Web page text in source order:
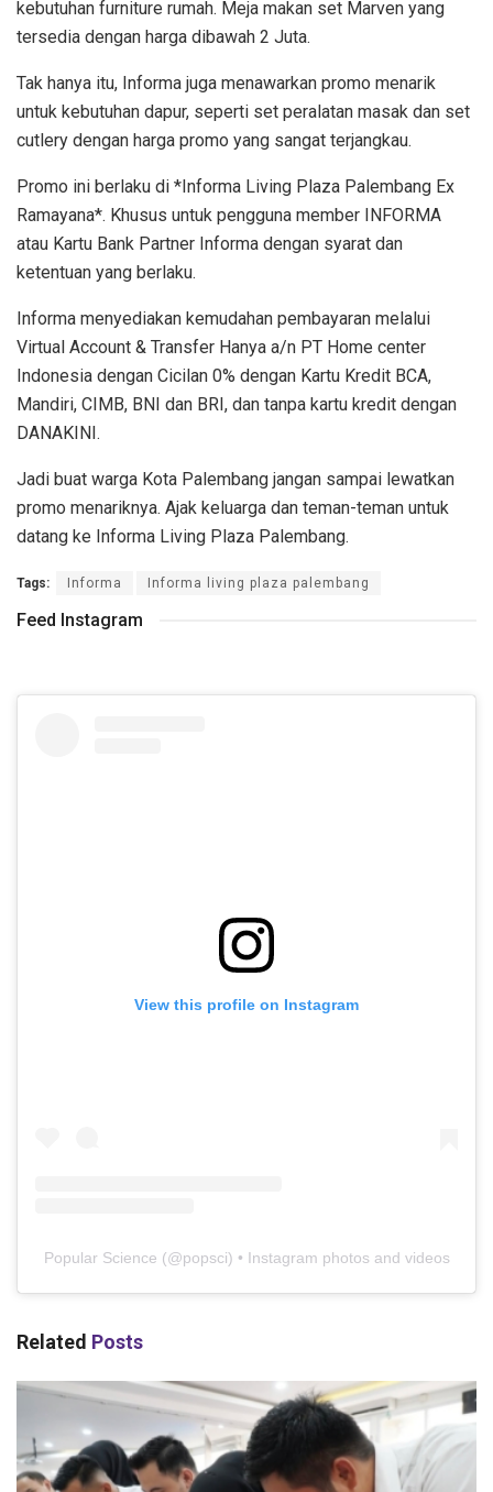
kebutuhan furniture rumah. Meja makan set Marven yang
tersedia dengan harga dibawah 2 Juta.
Tak hanya itu, Informa juga menawarkan promo menarik
untuk kebutuhan dapur, seperti set peralatan masak dan set
cutlery dengan harga promo yang sangat terjangkau.
Promo ini berlaku di *Informa Living Plaza Palembang Ex
Ramayana*. Khusus untuk pengguna member INFORMA
atau Kartu Bank Partner Informa dengan syarat dan
ketentuan yang berlaku.
Informa menyediakan kemudahan pembayaran melalui
Virtual Account & Transfer Hanya a/n PT Home center
Indonesia dengan Cicilan 0% dengan Kartu Kredit BCA,
Mandiri, CIMB, BNI dan BRI, dan tanpa kartu kredit dengan
DANAKINI.
Jadi buat warga Kota Palembang jangan sampai lewatkan
promo menariknya. Ajak keluarga dan teman-teman untuk
datang ke Informa Living Plaza Palembang.
Tags: Informa Informa living plaza palembang
Feed Instagram
View this profile on Instagram
Popular Science (@popsci) • Instagram photos and videos
Related Posts